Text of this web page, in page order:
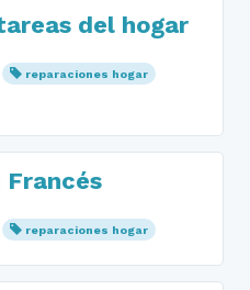
del hogar
reparaciones hogar
Francés
reparaciones hogar